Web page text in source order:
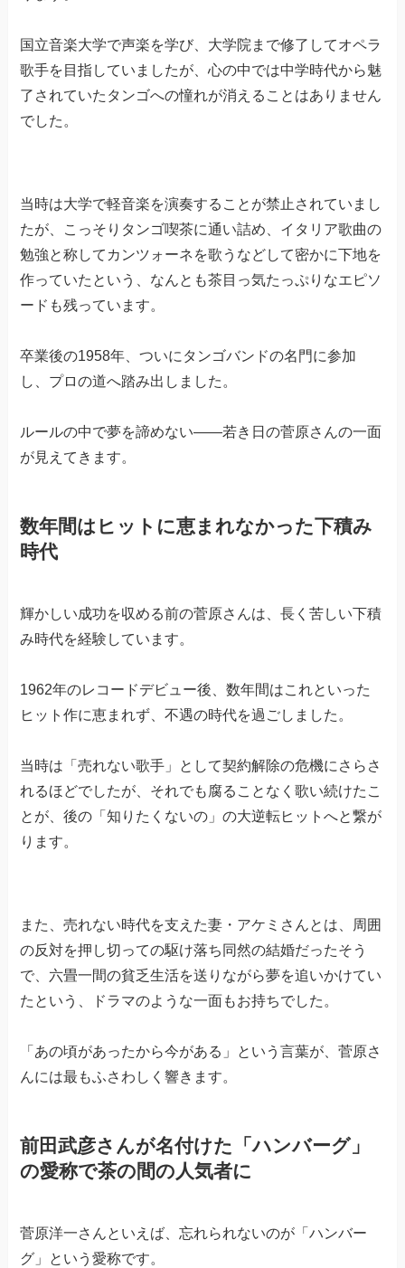
国立音楽大学で声楽を学び、大学院まで修了してオペラ
歌手を目指していましたが、心の中では中学時代から魅
了されていたタンゴへの憧れが消えることはありません
でした。
当時は大学で軽音楽を演奏することが禁止されていまし
たが、こっそりタンゴ喫茶に通い詰め、イタリア歌曲の
勉強と称してカンツォーネを歌うなどして密かに下地を
作っていたという、なんとも茶目っ気たっぷりなエピソ
ードも残っています。
卒業後の1958年、ついにタンゴバンドの名門に参加
し、プロの道へ踏み出しました。
ルールの中で夢を諦めない——若き日の菅原さんの一面
が見えてきます。
数年間はヒットに恵まれなかった下積み
時代
輝かしい成功を収める前の菅原さんは、長く苦しい下積
み時代を経験しています。
1962年のレコードデビュー後、数年間はこれといった
ヒット作に恵まれず、不遇の時代を過ごしました。
当時は「売れない歌手」として契約解除の危機にさらさ
れるほどでしたが、それでも腐ることなく歌い続けたこ
とが、後の「知りたくないの」の大逆転ヒットへと繋が
ります。
また、売れない時代を支えた妻・アケミさんとは、周囲
の反対を押し切っての駆け落ち同然の結婚だったそう
で、六畳一間の貧乏生活を送りながら夢を追いかけてい
たという、ドラマのような一面もお持ちでした。
「あの頃があったから今がある」という言葉が、菅原さ
んには最もふさわしく響きます。
前田武彦さんが名付けた「ハンバーグ」
の愛称で茶の間の人気者に
菅原洋一さんといえば、忘れられないのが「ハンバー
グ」という愛称です。